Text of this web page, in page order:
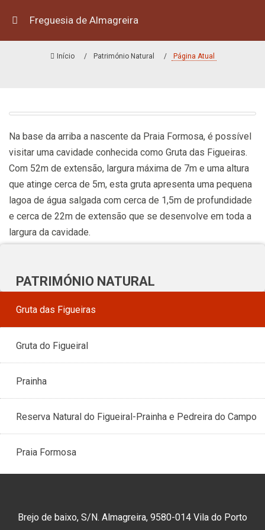
Início Património Natural Página Atual
Na base da arriba a nascente da Praia Formosa, é possível
visitar uma cavidade conhecida como Gruta das Figueiras.
Com 52m de extensão, largura máxima de 7m e uma altura
que atinge cerca de 5m, esta gruta apresenta uma pequena
lagoa de água salgada com cerca de 1,5m de profundidade
e cerca de 22m de extensão que se desenvolve em toda a
largura da cavidade.
PATRIMÓNIO NATURAL
Gruta das Figueiras
Gruta do Figueiral
Prainha
Reserva Natural do Figueiral-Prainha e Pedreira do Campo
Praia Formosa
Brejo de baixo, S/N. Almagreira, 9580-014 Vila do Porto
Freguesia de Almagreira